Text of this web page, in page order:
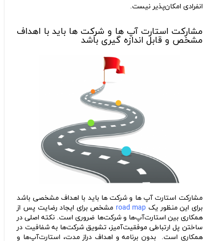
انفرادی امکان‌پذیر نیست.
مشارکت استارت آپ ها و شرکت ها باید با اهداف
مشخص و قابل اندازه گیری باشد
مشارکت استارت آپ ها و شرکت ها باید با اهداف مشخصی باشد
برای این منظور یک road map مشخص برای ایجاد رضایت پس از
همکاری بین استارت‌‌آپ‌‌ها و شرکت‌‌ها ضروری است. نکته اصلی در
ساختن پل ارتباطی موفقیت‌آمیز، تشویق شرکت‌ها به شفافیت در
همکاری است‌. بدون برنامه و اهداف دراز مدت، استارت‌آپ‌ها و